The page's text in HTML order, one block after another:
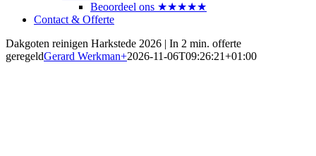
Beoordeel ons ★★★★★
Contact & Offerte
Dakgoten reinigen Harkstede 2026 | In 2 min. offerte
geregeldGerard Werkman+2026-11-06T09:26:21+01:00